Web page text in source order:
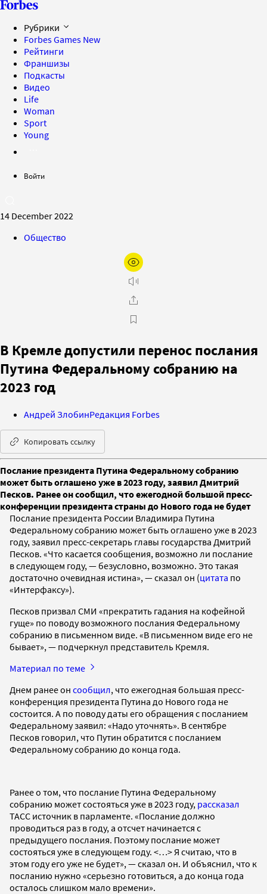
Рубрики
Forbes Games New
Рейтинги
Франшизы
Подкасты
Видео
Life
Woman
Sport
Young
Войти
14 December 2022
Общество
В Кремле допустили перенос послания
Путина Федеральному собранию на
2023 год
Андрей ЗлобинРедакция Forbes
Копировать ссылку
Послание президента Путина Федеральному собранию
может быть оглашено уже в 2023 году, заявил Дмитрий
Песков. Ранее он сообщил, что ежегодной большой пресс-
конференции президента страны до Нового года не будет
Послание президента России Владимира Путина
Федеральному собранию может быть оглашено уже в 2023
году, заявил пресс-секретарь главы государства Дмитрий
Песков. «Что касается сообщения, возможно ли послание
в следующем году, — безусловно, возможно. Это такая
достаточно очевидная истина», — сказал он (цитата по
«Интерфаксу»).
Песков призвал СМИ «прекратить гадания на кофейной
гуще» по поводу возможного послания Федеральному
собранию в письменном виде. «В письменном виде его не
бывает», — подчеркнул представитель Кремля.
Материал по теме
Днем ранее он сообщил, что ежегодная большая пресс-
конференция президента Путина до Нового года не
состоится. А по поводу даты его обращения с посланием
Федеральному заявил: «Надо уточнять». В сентябре
Песков говорил, что Путин обратится с посланием
Федеральному собранию до конца года.
Ранее о том, что послание Путина Федеральному
собранию может состояться уже в 2023 году, рассказал
ТАСС источник в парламенте. «Послание должно
проводиться раз в году, а отсчет начинается с
предыдущего послания. Поэтому послание может
состояться уже в следующем году. <…> Я считаю, что в
этом году его уже не будет», — сказал он. И объяснил, что к
посланию нужно «серьезно готовиться, а до конца года
осталось слишком мало времени».